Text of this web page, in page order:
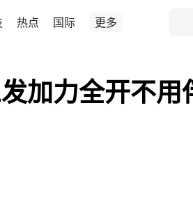
热点 国际 更多
加力全开不用